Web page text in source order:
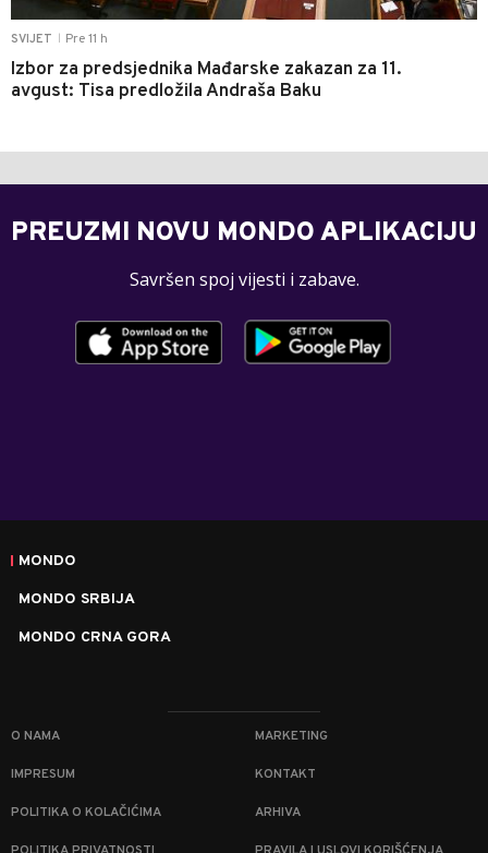
SVIJET Pre 11 h
Izbor za predsjednika Mađarske zakazan za 11.
avgust: Tisa predložila Andraša Baku
PREUZMI NOVU MONDO APLIKACIJU
Savršen spoj vijesti i zabave.
MONDO
MONDO SRBIJA
MONDO CRNA GORA
O NAMA MARKETING
IMPRESUM KONTAKT
POLITIKA O KOLAČIĆIMA ARHIVA